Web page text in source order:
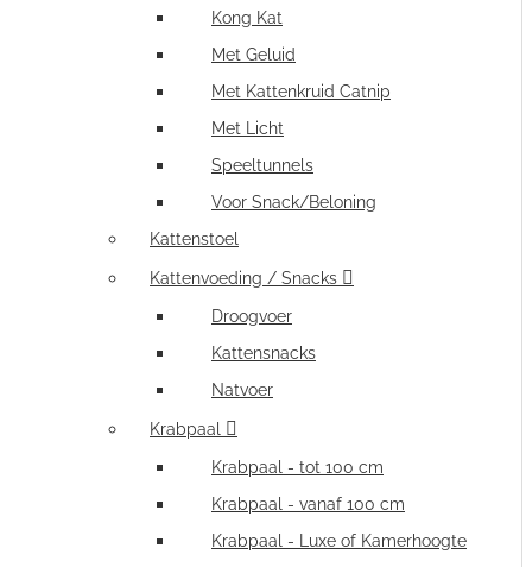
Kong Kat
Met Geluid
Met Kattenkruid Catnip
Met Licht
Speeltunnels
Voor Snack/Beloning
Kattenstoel
Kattenvoeding / Snacks
Droogvoer
Kattensnacks
Natvoer
Krabpaal
Krabpaal - tot 100 cm
Krabpaal - vanaf 100 cm
Krabpaal - Luxe of Kamerhoogte